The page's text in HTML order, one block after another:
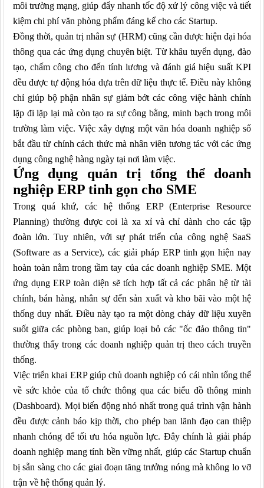
môi trường mạng, giúp đẩy nhanh tốc độ xử lý công việc và tiết
kiệm chi phí văn phòng phẩm đáng kể cho các Startup.
Đồng thời, quản trị nhân sự (HRM) cũng cần được hiện đại hóa
thông qua các ứng dụng chuyên biệt. Từ khâu tuyển dụng, đào
tạo, chấm công cho đến tính lương và đánh giá hiệu suất KPI
đều được tự động hóa dựa trên dữ liệu thực tế. Điều này không
chỉ giúp bộ phận nhân sự giảm bớt các công việc hành chính
lặp đi lặp lại mà còn tạo ra sự công bằng, minh bạch trong môi
trường làm việc. Việc xây dựng một văn hóa doanh nghiệp số
bắt đầu từ chính cách thức mà nhân viên tương tác với các ứng
dụng công nghệ hàng ngày tại nơi làm việc.
Ứng dụng quản trị tổng thể doanh
nghiệp ERP tinh gọn cho SME
Trong quá khứ, các hệ thống ERP (Enterprise Resource
Planning) thường được coi là xa xỉ và chỉ dành cho các tập
đoàn lớn. Tuy nhiên, với sự phát triển của công nghệ SaaS
(Software as a Service), các giải pháp ERP tinh gọn hiện nay
hoàn toàn nằm trong tầm tay của các doanh nghiệp SME. Một
ứng dụng ERP toàn diện sẽ tích hợp tất cả các phân hệ từ tài
chính, bán hàng, nhân sự đến sản xuất và kho bãi vào một hệ
thống duy nhất. Điều này tạo ra một dòng chảy dữ liệu xuyên
suốt giữa các phòng ban, giúp loại bỏ các "ốc đảo thông tin"
thường thấy trong các doanh nghiệp quản trị theo cách truyền
thống.
Việc triển khai ERP giúp chủ doanh nghiệp có cái nhìn tổng thể
về sức khỏe của tổ chức thông qua các biểu đồ thông minh
(Dashboard). Mọi biến động nhỏ nhất trong quá trình vận hành
đều được cảnh báo kịp thời, cho phép ban lãnh đạo can thiệp
nhanh chóng để tối ưu hóa nguồn lực. Đây chính là giải pháp
doanh nghiệp mang tính bền vững nhất, giúp các Startup chuẩn
bị sẵn sàng cho các giai đoạn tăng trưởng nóng mà không lo vỡ
trận về hệ thống quản lý.